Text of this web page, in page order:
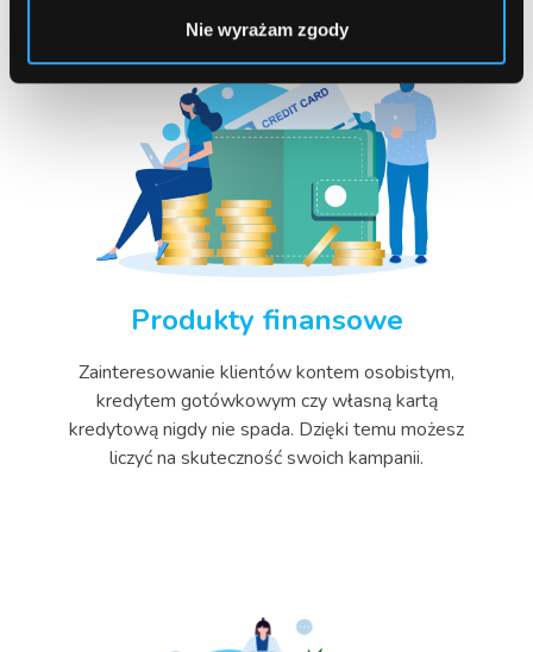
Nie wyrażam zgody
Produkty finansowe
Zainteresowanie klientów kontem osobistym,
kredytem gotówkowym czy własną kartą
kredytową nigdy nie spada. Dzięki temu możesz
liczyć na skuteczność swoich kampanii.